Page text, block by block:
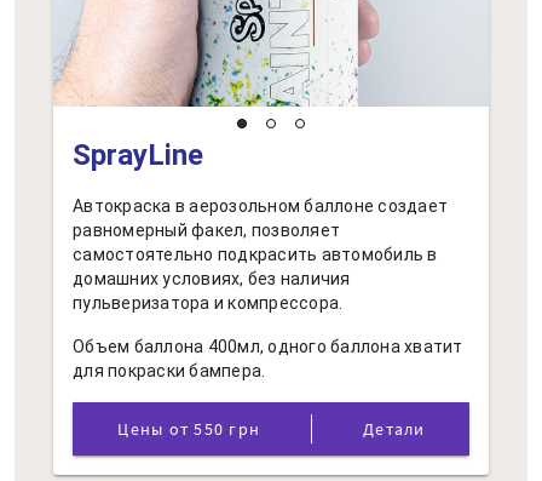
SprayLine
Автокраска в аерозольном баллоне создает
равномерный факел, позволяет
самостоятельно подкрасить автомобиль в
домашних условиях, без наличия
пульверизатора и компрессора.
Объем баллона 400мл, одного баллона хватит
для покраски бампера.
Цены от 550 грн Детали